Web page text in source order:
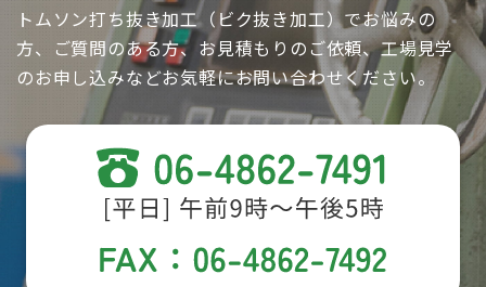
トムソン打ち抜き加工（ビク抜き加工）でお悩みの
方、ご質問のある方、お見積もりのご依頼、工場見学
のお申し込みなどお気軽にお問い合わせください。